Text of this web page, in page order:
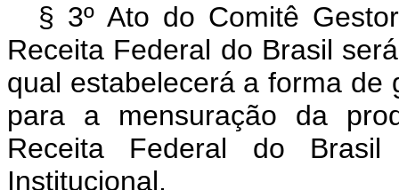
§ 3º Ato do Comitê
Receita Federal do Brasil
qual estabelecerá a forma de
para a mensuração da
Receita Federal do
Institucional.